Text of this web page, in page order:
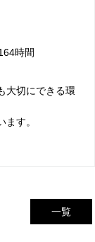
時間
大切にできる環
す。
一覧